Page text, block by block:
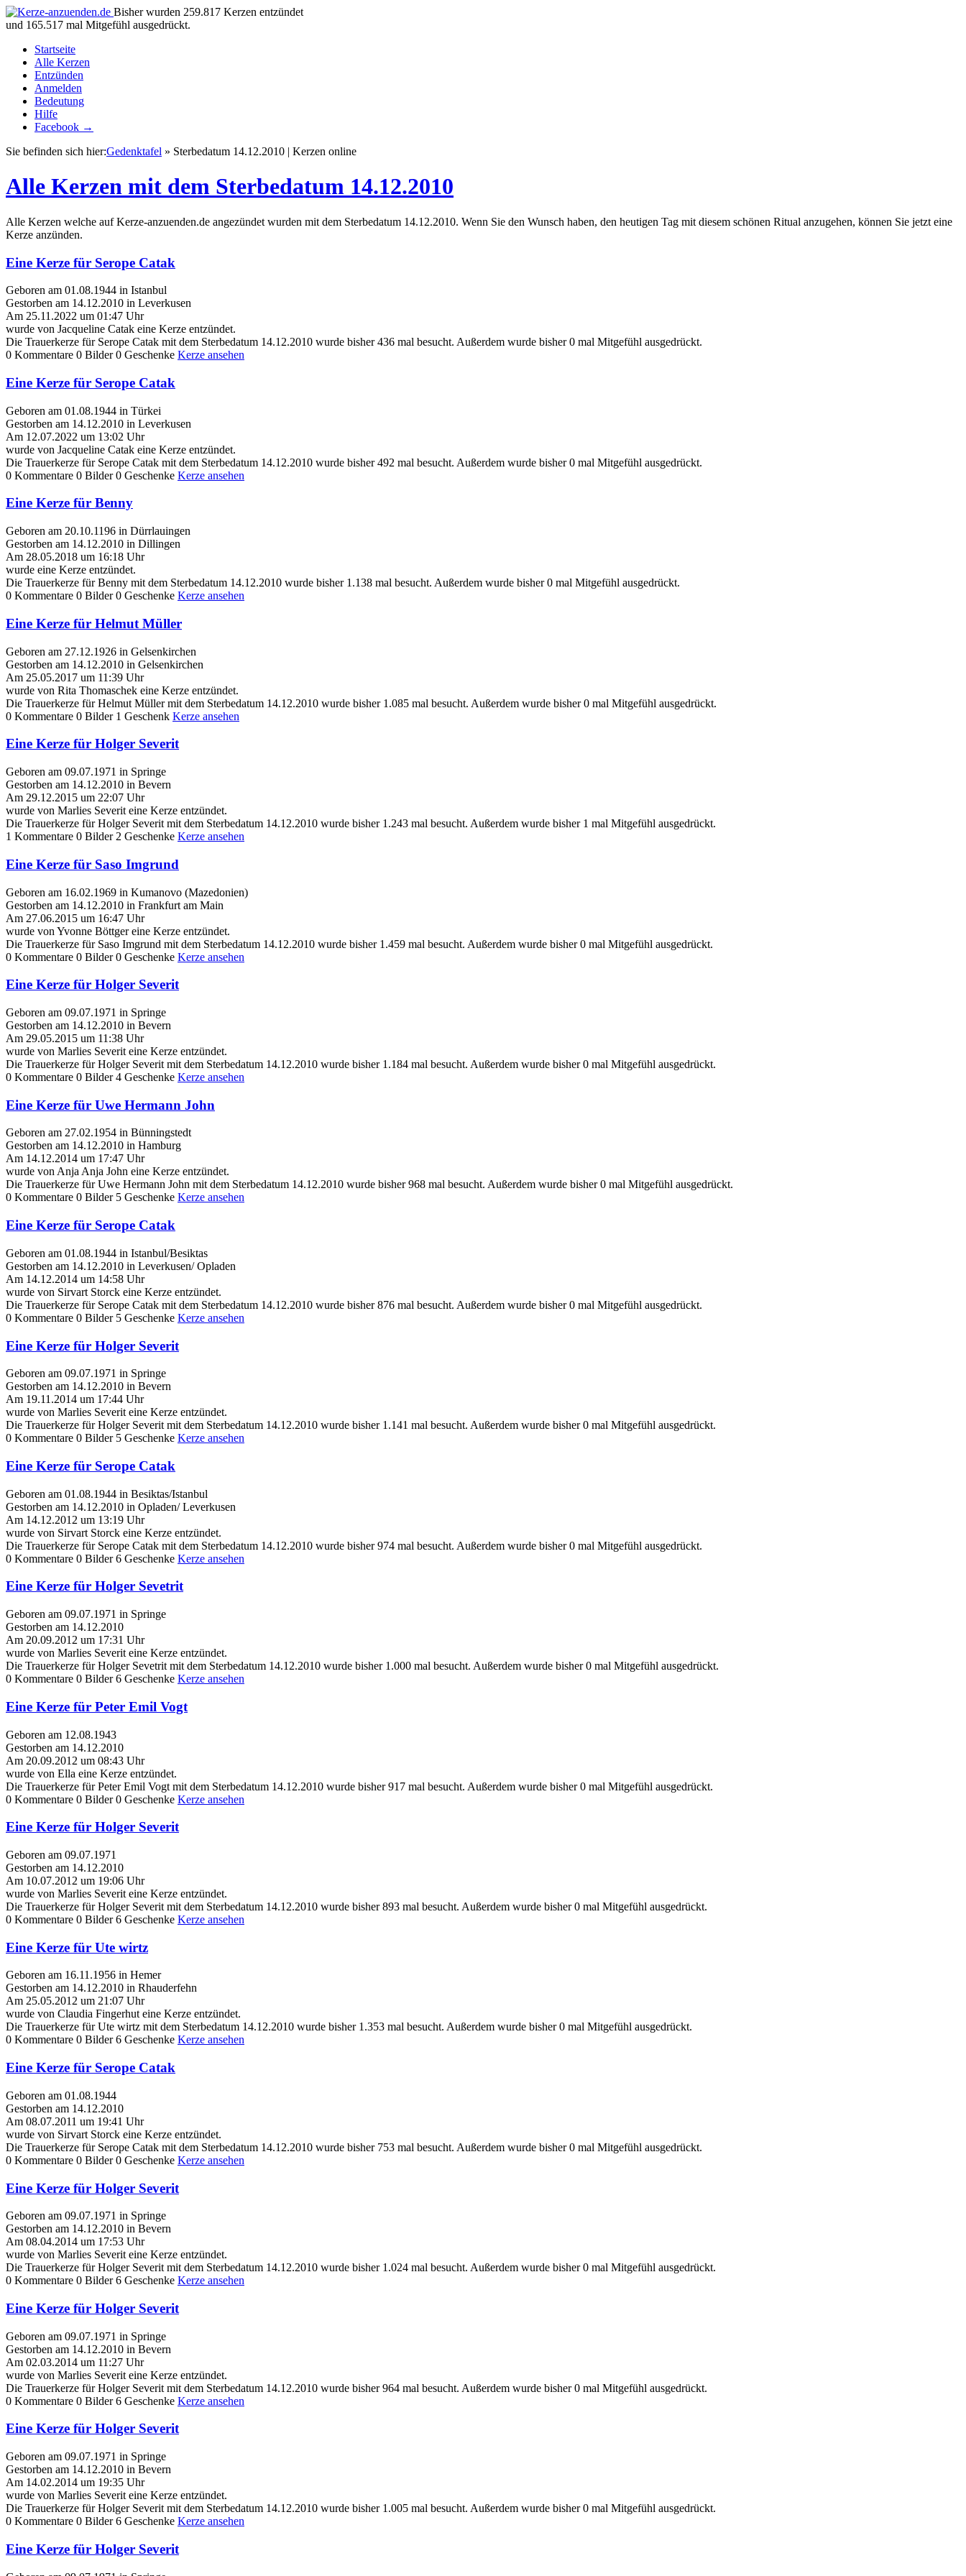
Bisher wurden 259.817 Kerzen entzündet
und 165.517 mal Mitgefühl ausgedrückt.
Startseite
Alle Kerzen
Entzünden
Anmelden
Bedeutung
Hilfe
Facebook →
Sie befinden sich hier:Gedenktafel » Sterbedatum 14.12.2010 | Kerzen online
Alle Kerzen mit dem Sterbedatum 14.12.2010
Alle Kerzen welche auf Kerze-anzuenden.de angezündet wurden mit dem Sterbedatum 14.12.2010. Wenn Sie den Wunsch haben, den heutigen Tag mit diesem schönen Ritual anzugehen, können Sie jetzt eine
Kerze anzünden.
Eine Kerze für Serope Catak
Geboren am 01.08.1944 in Istanbul
Gestorben am 14.12.2010 in Leverkusen
Am 25.11.2022 um 01:47 Uhr
wurde von Jacqueline Catak eine Kerze entzündet.
Die Trauerkerze für Serope Catak mit dem Sterbedatum 14.12.2010 wurde bisher 436 mal besucht. Außerdem wurde bisher 0 mal Mitgefühl ausgedrückt.
0 Kommentare 0 Bilder 0 Geschenke Kerze ansehen
Eine Kerze für Serope Catak
Geboren am 01.08.1944 in Türkei
Gestorben am 14.12.2010 in Leverkusen
Am 12.07.2022 um 13:02 Uhr
wurde von Jacqueline Catak eine Kerze entzündet.
Die Trauerkerze für Serope Catak mit dem Sterbedatum 14.12.2010 wurde bisher 492 mal besucht. Außerdem wurde bisher 0 mal Mitgefühl ausgedrückt.
0 Kommentare 0 Bilder 0 Geschenke Kerze ansehen
Eine Kerze für Benny
Geboren am 20.10.1196 in Dürrlauingen
Gestorben am 14.12.2010 in Dillingen
Am 28.05.2018 um 16:18 Uhr
wurde eine Kerze entzündet.
Die Trauerkerze für Benny mit dem Sterbedatum 14.12.2010 wurde bisher 1.138 mal besucht. Außerdem wurde bisher 0 mal Mitgefühl ausgedrückt.
0 Kommentare 0 Bilder 0 Geschenke Kerze ansehen
Eine Kerze für Helmut Müller
Geboren am 27.12.1926 in Gelsenkirchen
Gestorben am 14.12.2010 in Gelsenkirchen
Am 25.05.2017 um 11:39 Uhr
wurde von Rita Thomaschek eine Kerze entzündet.
Die Trauerkerze für Helmut Müller mit dem Sterbedatum 14.12.2010 wurde bisher 1.085 mal besucht. Außerdem wurde bisher 0 mal Mitgefühl ausgedrückt.
0 Kommentare 0 Bilder 1 Geschenk Kerze ansehen
Eine Kerze für Holger Severit
Geboren am 09.07.1971 in Springe
Gestorben am 14.12.2010 in Bevern
Am 29.12.2015 um 22:07 Uhr
wurde von Marlies Severit eine Kerze entzündet.
Die Trauerkerze für Holger Severit mit dem Sterbedatum 14.12.2010 wurde bisher 1.243 mal besucht. Außerdem wurde bisher 1 mal Mitgefühl ausgedrückt.
1 Kommentare 0 Bilder 2 Geschenke Kerze ansehen
Eine Kerze für Saso Imgrund
Geboren am 16.02.1969 in Kumanovo (Mazedonien)
Gestorben am 14.12.2010 in Frankfurt am Main
Am 27.06.2015 um 16:47 Uhr
wurde von Yvonne Böttger eine Kerze entzündet.
Die Trauerkerze für Saso Imgrund mit dem Sterbedatum 14.12.2010 wurde bisher 1.459 mal besucht. Außerdem wurde bisher 0 mal Mitgefühl ausgedrückt.
0 Kommentare 0 Bilder 0 Geschenke Kerze ansehen
Eine Kerze für Holger Severit
Geboren am 09.07.1971 in Springe
Gestorben am 14.12.2010 in Bevern
Am 29.05.2015 um 11:38 Uhr
wurde von Marlies Severit eine Kerze entzündet.
Die Trauerkerze für Holger Severit mit dem Sterbedatum 14.12.2010 wurde bisher 1.184 mal besucht. Außerdem wurde bisher 0 mal Mitgefühl ausgedrückt.
0 Kommentare 0 Bilder 4 Geschenke Kerze ansehen
Eine Kerze für Uwe Hermann John
Geboren am 27.02.1954 in Bünningstedt
Gestorben am 14.12.2010 in Hamburg
Am 14.12.2014 um 17:47 Uhr
wurde von Anja Anja John eine Kerze entzündet.
Die Trauerkerze für Uwe Hermann John mit dem Sterbedatum 14.12.2010 wurde bisher 968 mal besucht. Außerdem wurde bisher 0 mal Mitgefühl ausgedrückt.
0 Kommentare 0 Bilder 5 Geschenke Kerze ansehen
Eine Kerze für Serope Catak
Geboren am 01.08.1944 in Istanbul/Besiktas
Gestorben am 14.12.2010 in Leverkusen/ Opladen
Am 14.12.2014 um 14:58 Uhr
wurde von Sirvart Storck eine Kerze entzündet.
Die Trauerkerze für Serope Catak mit dem Sterbedatum 14.12.2010 wurde bisher 876 mal besucht. Außerdem wurde bisher 0 mal Mitgefühl ausgedrückt.
0 Kommentare 0 Bilder 5 Geschenke Kerze ansehen
Eine Kerze für Holger Severit
Geboren am 09.07.1971 in Springe
Gestorben am 14.12.2010 in Bevern
Am 19.11.2014 um 17:44 Uhr
wurde von Marlies Severit eine Kerze entzündet.
Die Trauerkerze für Holger Severit mit dem Sterbedatum 14.12.2010 wurde bisher 1.141 mal besucht. Außerdem wurde bisher 0 mal Mitgefühl ausgedrückt.
0 Kommentare 0 Bilder 5 Geschenke Kerze ansehen
Eine Kerze für Serope Catak
Geboren am 01.08.1944 in Besiktas/Istanbul
Gestorben am 14.12.2010 in Opladen/ Leverkusen
Am 14.12.2012 um 13:19 Uhr
wurde von Sirvart Storck eine Kerze entzündet.
Die Trauerkerze für Serope Catak mit dem Sterbedatum 14.12.2010 wurde bisher 974 mal besucht. Außerdem wurde bisher 0 mal Mitgefühl ausgedrückt.
0 Kommentare 0 Bilder 6 Geschenke Kerze ansehen
Eine Kerze für Holger Sevetrit
Geboren am 09.07.1971 in Springe
Gestorben am 14.12.2010
Am 20.09.2012 um 17:31 Uhr
wurde von Marlies Severit eine Kerze entzündet.
Die Trauerkerze für Holger Sevetrit mit dem Sterbedatum 14.12.2010 wurde bisher 1.000 mal besucht. Außerdem wurde bisher 0 mal Mitgefühl ausgedrückt.
0 Kommentare 0 Bilder 6 Geschenke Kerze ansehen
Eine Kerze für Peter Emil Vogt
Geboren am 12.08.1943
Gestorben am 14.12.2010
Am 20.09.2012 um 08:43 Uhr
wurde von Ella eine Kerze entzündet.
Die Trauerkerze für Peter Emil Vogt mit dem Sterbedatum 14.12.2010 wurde bisher 917 mal besucht. Außerdem wurde bisher 0 mal Mitgefühl ausgedrückt.
0 Kommentare 0 Bilder 0 Geschenke Kerze ansehen
Eine Kerze für Holger Severit
Geboren am 09.07.1971
Gestorben am 14.12.2010
Am 10.07.2012 um 19:06 Uhr
wurde von Marlies Severit eine Kerze entzündet.
Die Trauerkerze für Holger Severit mit dem Sterbedatum 14.12.2010 wurde bisher 893 mal besucht. Außerdem wurde bisher 0 mal Mitgefühl ausgedrückt.
0 Kommentare 0 Bilder 6 Geschenke Kerze ansehen
Eine Kerze für Ute wirtz
Geboren am 16.11.1956 in Hemer
Gestorben am 14.12.2010 in Rhauderfehn
Am 25.05.2012 um 21:07 Uhr
wurde von Claudia Fingerhut eine Kerze entzündet.
Die Trauerkerze für Ute wirtz mit dem Sterbedatum 14.12.2010 wurde bisher 1.353 mal besucht. Außerdem wurde bisher 0 mal Mitgefühl ausgedrückt.
0 Kommentare 0 Bilder 6 Geschenke Kerze ansehen
Eine Kerze für Serope Catak
Geboren am 01.08.1944
Gestorben am 14.12.2010
Am 08.07.2011 um 19:41 Uhr
wurde von Sirvart Storck eine Kerze entzündet.
Die Trauerkerze für Serope Catak mit dem Sterbedatum 14.12.2010 wurde bisher 753 mal besucht. Außerdem wurde bisher 0 mal Mitgefühl ausgedrückt.
0 Kommentare 0 Bilder 0 Geschenke Kerze ansehen
Eine Kerze für Holger Severit
Geboren am 09.07.1971 in Springe
Gestorben am 14.12.2010 in Bevern
Am 08.04.2014 um 17:53 Uhr
wurde von Marlies Severit eine Kerze entzündet.
Die Trauerkerze für Holger Severit mit dem Sterbedatum 14.12.2010 wurde bisher 1.024 mal besucht. Außerdem wurde bisher 0 mal Mitgefühl ausgedrückt.
0 Kommentare 0 Bilder 6 Geschenke Kerze ansehen
Eine Kerze für Holger Severit
Geboren am 09.07.1971 in Springe
Gestorben am 14.12.2010 in Bevern
Am 02.03.2014 um 11:27 Uhr
wurde von Marlies Severit eine Kerze entzündet.
Die Trauerkerze für Holger Severit mit dem Sterbedatum 14.12.2010 wurde bisher 964 mal besucht. Außerdem wurde bisher 0 mal Mitgefühl ausgedrückt.
0 Kommentare 0 Bilder 6 Geschenke Kerze ansehen
Eine Kerze für Holger Severit
Geboren am 09.07.1971 in Springe
Gestorben am 14.12.2010 in Bevern
Am 14.02.2014 um 19:35 Uhr
wurde von Marlies Severit eine Kerze entzündet.
Die Trauerkerze für Holger Severit mit dem Sterbedatum 14.12.2010 wurde bisher 1.005 mal besucht. Außerdem wurde bisher 0 mal Mitgefühl ausgedrückt.
0 Kommentare 0 Bilder 6 Geschenke Kerze ansehen
Eine Kerze für Holger Severit